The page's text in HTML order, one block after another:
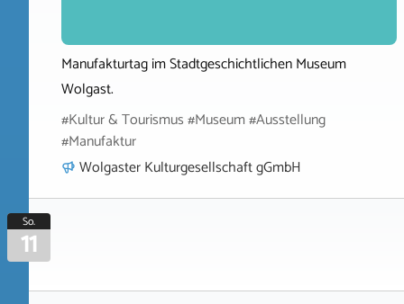
Manufakturtag im Stadtgeschichtlichen Museum
Wolgast.
#Kultur & Tourismus #Museum #Ausstellung
#Manufaktur
Wolgaster Kulturgesellschaft gGmbH
So.
11